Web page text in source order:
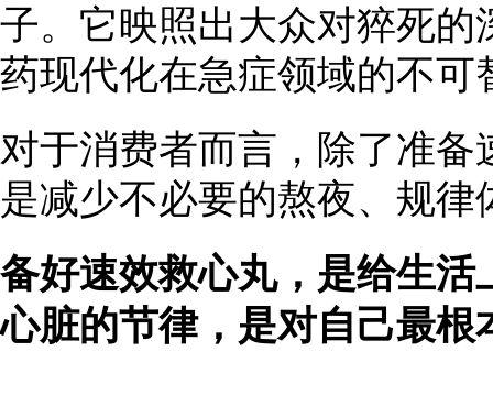
子。它映照出大众对猝死
药现代化在急症领域的不可
对于消费者而言，除了准
是减少不必要的熬夜、规律
备好速效救心丸，是给生
心脏的节律，是对自己最根